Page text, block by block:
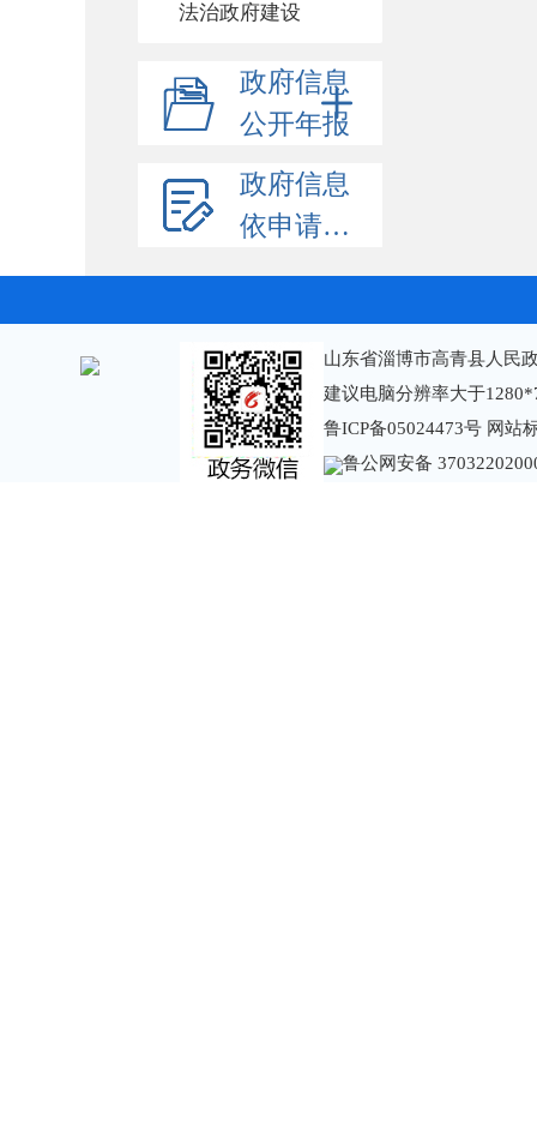
法治政府建设
政府信息
公开年报
政府信息
依申请公开
山东省淄博市高青县人民
建议电脑分辨率大于
鲁ICP备05024473号 网站
鲁公网安备